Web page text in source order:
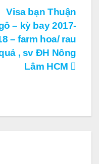
Visa bạn Thuận
– kỳ bay 2017-
– farm hoa/ rau
, sv ĐH Nông
Lâm HCM